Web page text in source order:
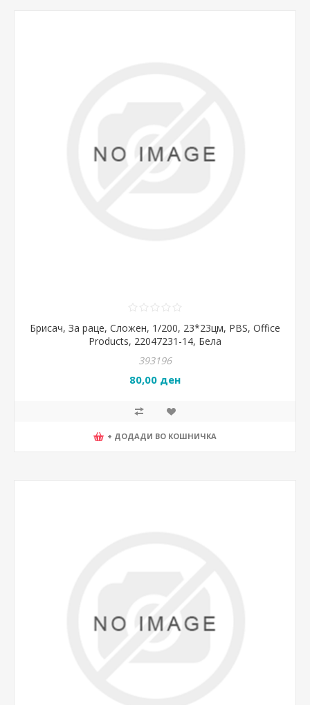
Брисач, За раце, Сложен, 1/200, 23*23цм, PBS, Office
Products, 22047231-14, Бела
393196
80,00 ден
+ ДОДАДИ ВО КОШНИЧКА